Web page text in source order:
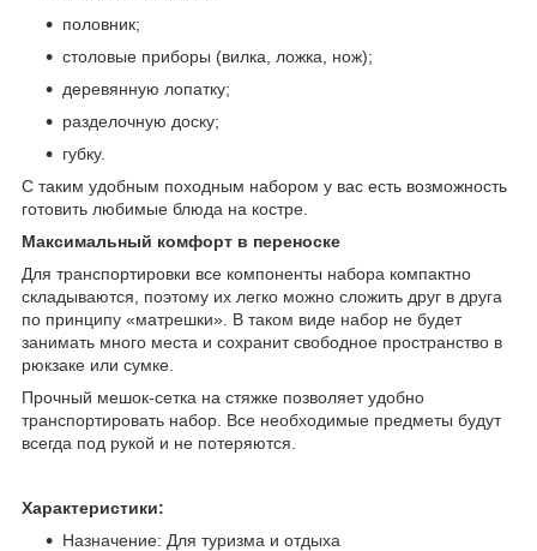
половник;
столовые приборы (вилка, ложка, нож);
деревянную лопатку;
разделочную доску;
губку.
С таким удобным походным набором у вас есть возможность
готовить любимые блюда на костре.
Максимальный комфорт в переноске
Для транспортировки все компоненты набора компактно
складываются, поэтому их легко можно сложить друг в друга
по принципу «матрешки». В таком виде набор не будет
занимать много места и сохранит свободное пространство в
рюкзаке или сумке.
Прочный мешок-сетка на стяжке позволяет удобно
транспортировать набор. Все необходимые предметы будут
всегда под рукой и не потеряются.
Характеристики:
Назначение: Для туризма и отдыха